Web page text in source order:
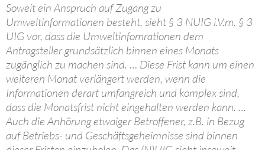
Soweit ein Anspruch auf Zugang zu
Umweltinformationen besteht, sieht § 3 NUIG i.V.m. § 3
UIG vor, dass die Umweltinfomrationen dem
Antragsteller grundsätzlich binnen eines Monats
zugänglich zu machen sind. … Diese Frist kann um einen
weiteren Monat verlängert werden, wenn die
Informationen derart umfangreich und komplex sind,
dass die Monatsfrist nicht eingehalten werden kann. …
Auch die Anhörung etwaiger Betroffener, z.B. in Bezug
auf Betriebs- und Geschäftsgeheimnisse sind binnen